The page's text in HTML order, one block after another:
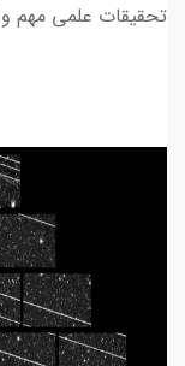
تحقیقات علمی مهم و